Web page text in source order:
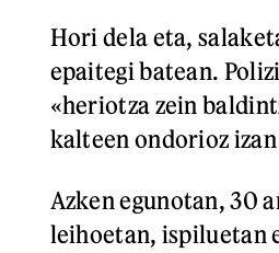
Hori dela eta,
epaitegi batean.
«heriotza zein
kalteen ondorioz
Azken egunotan, 30
leihoetan, ispiluetan